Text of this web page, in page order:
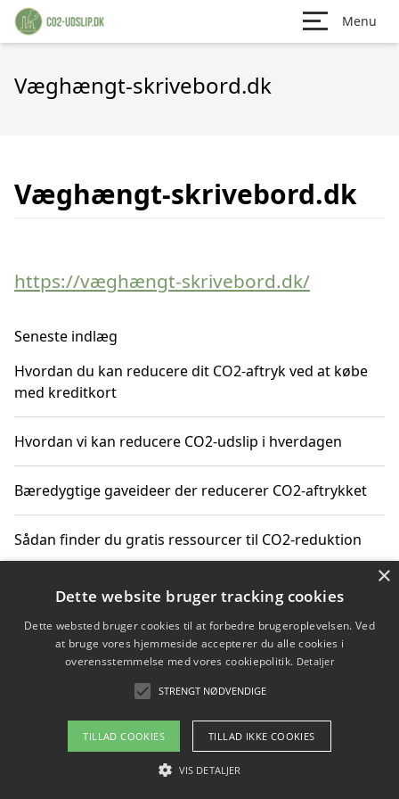
Menu
Væghængt-skrivebord.dk
Væghængt-skrivebord.dk
https://væghængt-skrivebord.dk/
Seneste indlæg
Hvordan du kan reducere dit CO2-aftryk ved at købe
med kreditkort
Hvordan vi kan reducere CO2-udslip i hverdagen
Bæredygtige gaveideer der reducerer CO2-aftrykket
Sådan finder du gratis ressourcer til CO2-reduktion
Hvordan gadgets til hjemmet kan reducere CO2-udslip
Copyright 2026 - Pilanto Aps
Om / kontakt
Blog Betingelser
×
Dette website bruger tracking cookies
Dette websted bruger cookies til at forbedre brugeroplevelsen. Ved
at bruge vores hjemmeside accepterer du alle cookies i
overensstemmelse med vores cookiepolitik. Detaljer
STRENGT NØDVENDIGE
TILLAD COOKIES TILLAD IKKE COOKIES
VIS DETALJER